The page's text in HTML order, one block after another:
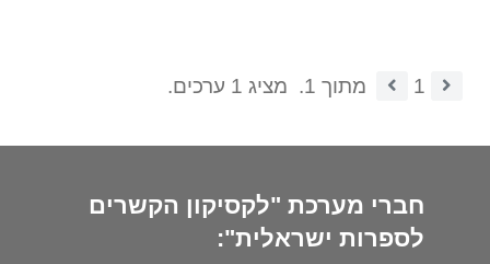
1 מתוך 1. מציג 1 ערכים.
חברי מערכת "לקסיקון הקשרים
לספרות ישראלית":